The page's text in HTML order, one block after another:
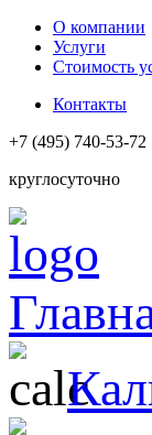
О компании
Услуги
Стоимость
Контакты
+7 (495) 740-53-72
круглосуточно